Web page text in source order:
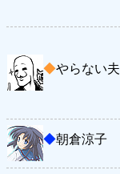
◆やらない夫
◆朝倉涼子